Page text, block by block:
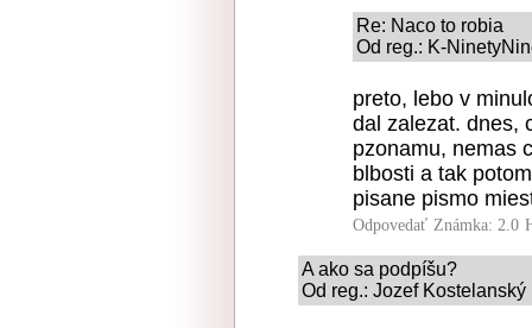
Re: Naco to robia
Od reg.: K-
preto, lebo v
dal zalezat. dnes,
pzonamu, nemas
blbosti a tak
pisane pismo
Odpovedať Známka: 2.0
A ako sa podpíšu?
Od reg.: Jozef